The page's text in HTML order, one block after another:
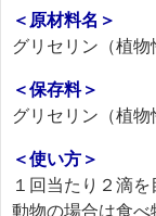
＜原材料名＞
グリセリン（植
＜保存料＞
グリセリン（植物
＜使い方＞
１回当たり２滴
動物の場合は食べ